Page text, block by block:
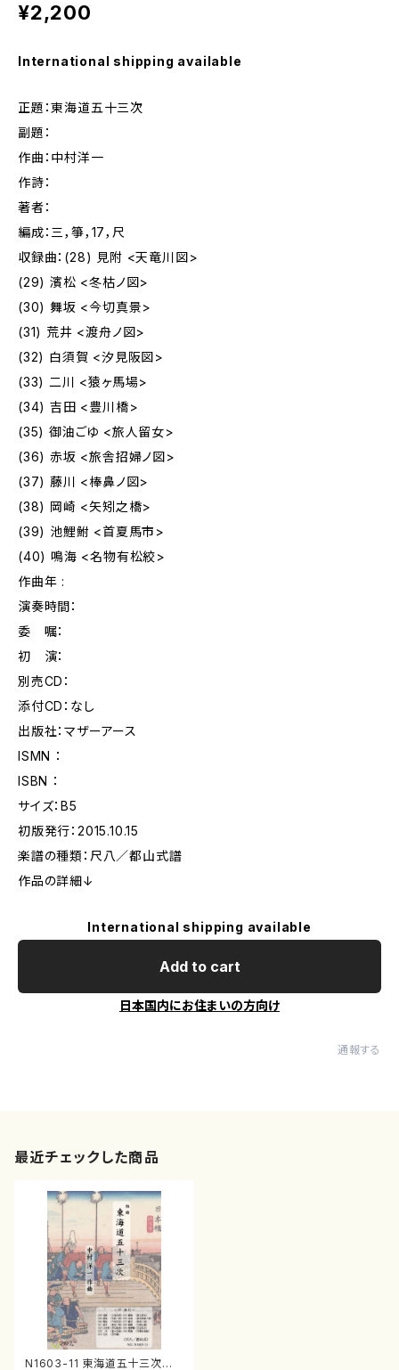
¥2,200
International shipping available
正題：東海道五十三次
副題：
作曲：中村洋一
作詩：
著者：
編成：三，箏，17，尺
収録曲：(28) 見附 <天竜川図>
(29) 濱松 <冬枯ノ図>
(30) 舞坂 <今切真景>
(31) 荒井 <渡舟ノ図>
(32) 白須賀 <汐見阪図>
(33) 二川 <猿ヶ馬場>
(34) 吉田 <豊川橋>
(35) 御油ごゆ <旅人留女>
(36) 赤坂 <旅舎招婦ノ図>
(37) 藤川 <棒鼻ノ図>
(38) 岡崎 <矢矧之橋>
(39) 池鯉鮒 <首夏馬市>
(40) 鳴海 <名物有松絞>
作曲年 :
演奏時間：
委 嘱：
初 演：
別売CD：
添付CD：なし
出版社：マザーアース
ISMN ：
ISBN ：
サイズ：B5
初版発行：2015.10.15
楽譜の種類：尺八／都山式譜
作品の詳細↓
International shipping available
Add to cart
日本国内にお住まいの方向け
通報する
最近チェックした商品
N1603-11 東海道五十三次